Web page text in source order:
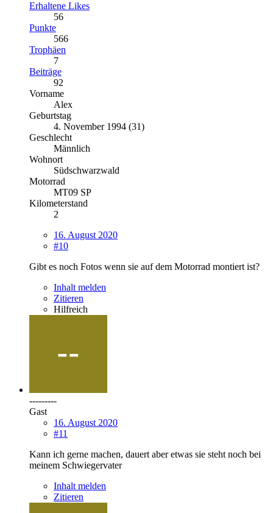
Erhaltene Likes
56
Punkte
566
Trophäen
7
Beiträge
92
Vorname
Alex
Geburtstag
4. November 1994 (31)
Geschlecht
Männlich
Wohnort
Südschwarzwald
Motorrad
MT09 SP
Kilometerstand
2
16. August 2020
#10
Gibt es noch Fotos wenn sie auf dem Motorrad montiert ist?
Inhalt melden
Zitieren
Hilfreich
---------
Gast
16. August 2020
#11
Kann ich gerne machen, dauert aber etwas sie steht noch bei
meinem Schwiegervater
Inhalt melden
Zitieren